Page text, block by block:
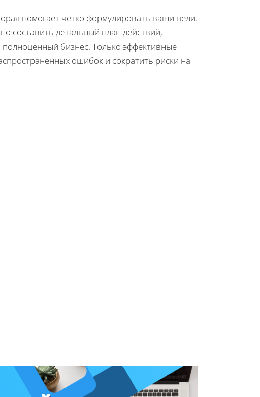
помогает четко формулировать ваши цели.
составить детальный план действий,
бизнес. Только эффективные
ошибок и сократить риски на